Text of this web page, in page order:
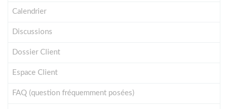
Calendrier
Discussions
Dossier Client
Espace Client
FAQ (question fréquemment posées)